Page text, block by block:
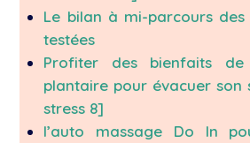
Le bilan à mi-parcours
testées
Profiter des bienfaits
plantaire pour évacuer son
stress 8]
l’auto massage Do In